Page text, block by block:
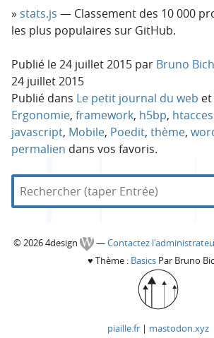
stats.js — Classement des 10 000
les plus populaires sur GitHub.
Publié le24 juillet 2015 par Bruno
24 juillet 2015
Publié dans Le petit journal du web
Ergonomie, framework, h5bp,
javascript, Mobile, Poedit, thème,
permalien dans vos favoris.
R
R
e
d
4
C
© 2026 4design —Contactez
♥ Thème : Basics Par Bruno
piaille.fr | mastodon.xyz